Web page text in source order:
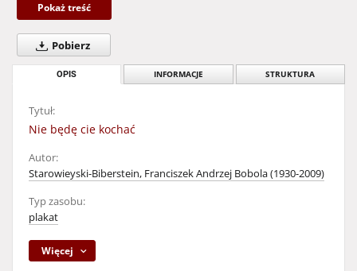
Pokaż treść
Pobierz
OPIS INFORMACJE STRUKTURA
Tytuł:
Nie będę cie kochać
Autor:
Starowieyski-Biberstein, Franciszek Andrzej Bobola (1930-2009)
Typ zasobu:
plakat
Więcej